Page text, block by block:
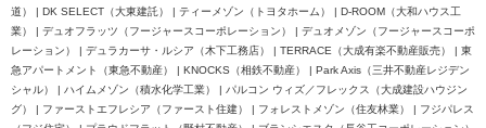
道） | DK SELECT（大東建託） | ティーメゾン（トヨタホーム） | D-ROOM（大和ハウス工
業） | デュオフラッツ（フージャースコーポレーション） | デュオメゾン（フージャースコーポ
レーション） | デュラカーサ・ルシア（木下工務店） | TERRACE（大成有楽不動産販売） | 東
急アパートメント（東急不動産） | KNOCKS（相鉄不動産） | Park Axis（三井不動産レジデン
シャル） | ハイムメゾン（積水化学工業） | パルコン ウィズ／フレックス（大成建設ハウジン
グ） | ファーストエフレシア（ファースト住建） | フォレストメゾン（住友林業） | フジパレス